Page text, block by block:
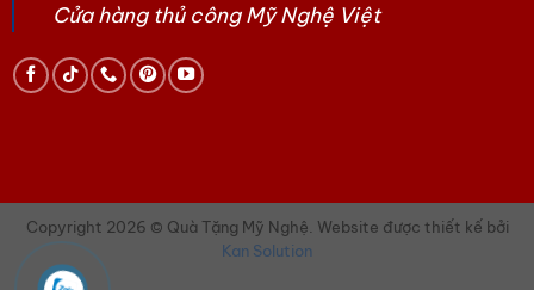
Cửa hàng thủ công Mỹ Nghệ Việt
Copyright 2026 © Quà Tặng Mỹ Nghệ. Website được thiết kế bởi
Kan Solution